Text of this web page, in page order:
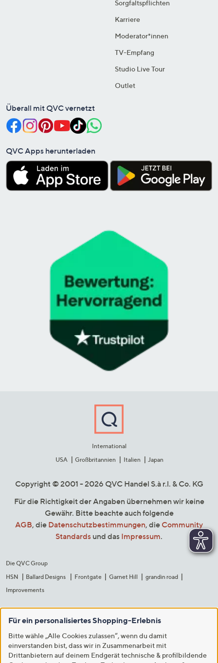
Sorgfaltspflichten
Karriere
Moderator*innen
TV-Empfang
Studio Live Tour
Outlet
Überall mit QVC vernetzt
QVC Apps herunterladen
International
USA
Großbritannien Italien Japan
Copyright © 2001 - 2026 QVC Handel S.à r.l. & Co. KG
Für die Richtigkeit der Angaben übernehmen wir keine
Gewähr. Bitte beachte auch folgende
AGB, die Datenschutzbestimmungen, die Community
Standards und das Impressum.
Die QVC Group
HSN
Ballard Designs Frontgate Garnet Hill
grandin road
Improvements
Für ein personalisiertes Shopping-Erlebnis
Bitte wähle „Alle Cookies zulassen“, wenn du damit
einverstanden bist, dass wir in Zusammenarbeit mit
Drittanbietern auf deinem Endgerät technische & profilbildende